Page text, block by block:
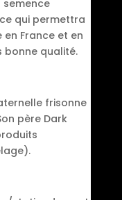
semence
qui permettra
France et en
bonne qualité.
frisonne
père Dark